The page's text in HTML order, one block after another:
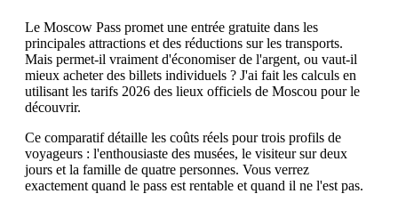
Le Moscow Pass promet une entrée gratuite dans les
principales attractions et des réductions sur les transports.
Mais permet-il vraiment d'économiser de l'argent, ou vaut-il
mieux acheter des billets individuels ? J'ai fait les calculs en
utilisant les tarifs 2026 des lieux officiels de Moscou pour le
découvrir.
Ce comparatif détaille les coûts réels pour trois profils de
voyageurs : l'enthousiaste des musées, le visiteur sur deux
jours et la famille de quatre personnes. Vous verrez
exactement quand le pass est rentable et quand il ne l'est pas.